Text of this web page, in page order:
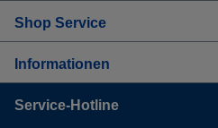
Shop Service
Informationen
Service-Hotline